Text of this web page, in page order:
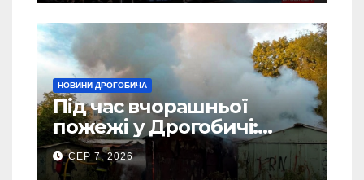
НОВИНИ ДРОГОБИЧА
Під час вчорашньої
пожежі у Дрогобичі:
“врятовано” 4 гаражі
(Відео)
СЕР 7, 2026